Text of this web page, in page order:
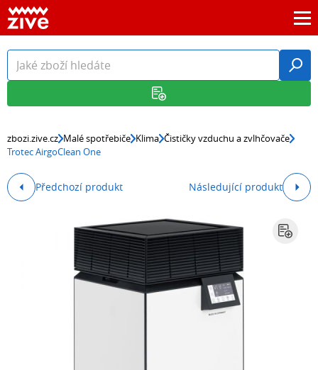
zbozi.zive.cz Malé spotřebiče Klima Čističky vzduchu a zvlhčovače
Trotec AirgoClean One
Předchozí produkt Následující produkt